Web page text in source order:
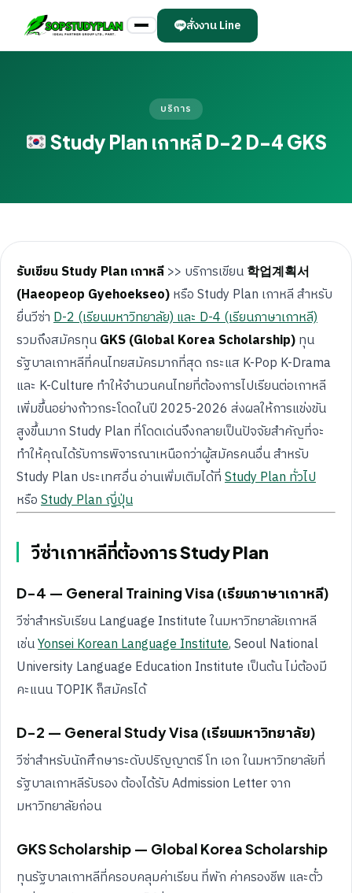
สั่งงาน Line
บริการ
Study Plan เกาหลี D-2 D-4 GKS
รับเขียน Study Plan เกาหลี>> บริการเขียน학업계획서
(Haeopeop Gyehoekseo)หรือ Study Plan เกาหลี สำหรับ
ยื่นวีซ่าD-2 (เรียนมหาวิทยาลัย) และ D-4 (เรียนภาษาเกาหลี)
รวมถึงสมัครทุนGKS (Global Korea Scholarship)ทุน
รัฐบาลเกาหลีที่คนไทยสมัครมากที่สุด กระแส K-Pop K-Drama
และ K-Culture ทำให้จำนวนคนไทยที่ต้องการไปเรียนต่อเกาหลี
เพิ่มขึ้นอย่างก้าวกระโดดในปี 2025-2026 ส่งผลให้การแข่งขัน
สูงขึ้นมาก Study Plan ที่โดดเด่นจึงกลายเป็นปัจจัยสำคัญที่จะ
ทำให้คุณได้รับการพิจารณาเหนือกว่าผู้สมัครคนอื่น สำหรับ
Study Plan ประเทศอื่น อ่านเพิ่มเติมได้ที่Study Plan ทั่วไป
หรือStudy Plan ญี่ปุ่น
วีซ่าเกาหลีที่ต้องการ Study Plan
D-4 — General Training Visa (เรียนภาษาเกาหลี)
วีซ่าสำหรับเรียน Language Institute ในมหาวิทยาลัยเกาหลี
เช่นYonsei Korean Language Institute, Seoul National
University Language Education Institute เป็นต้น ไม่ต้องมี
คะแนน TOPIK ก็สมัครได้
D-2 — General Study Visa (เรียนมหาวิทยาลัย)
วีซ่าสำหรับนักศึกษาระดับปริญญาตรี โท เอก ในมหาวิทยาลัยที่
รัฐบาลเกาหลีรับรอง ต้องได้รับ Admission Letter จาก
มหาวิทยาลัยก่อน
GKS Scholarship — Global Korea Scholarship
ทุนรัฐบาลเกาหลีที่ครอบคลุมค่าเรียน ที่พัก ค่าครองชีพ และตั๋ว